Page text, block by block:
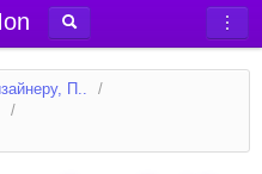
П..
/
/